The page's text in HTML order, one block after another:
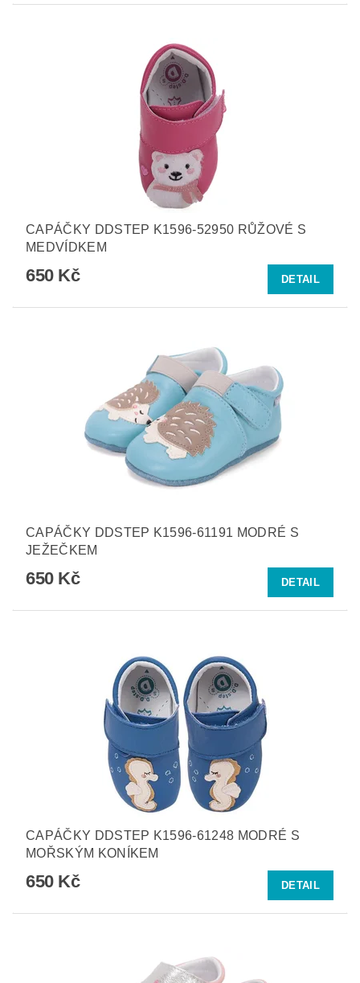
CAPÁČKY DDSTEP K1596-52950 RŮŽOVÉ S
MEDVÍDKEM
650 Kč DETAIL
CAPÁČKY DDSTEP K1596-61191 MODRÉ S
JEŽEČKEM
650 Kč DETAIL
CAPÁČKY DDSTEP K1596-61248 MODRÉ S
MOŘSKÝM KONÍKEM
650 Kč DETAIL